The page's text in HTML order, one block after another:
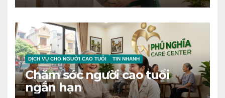
DỊCH VỤ CHO NGƯỜI CAO TUỔI TIN NHANH
Chăm sóc người cao tuổi
ngắn hạn